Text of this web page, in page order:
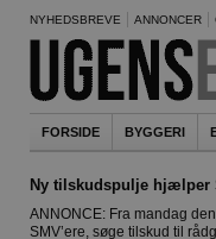
NYHEDSBREVE ANNONCER
FORSIDE BYGGERI
Ny tilskudspulje hjælper
ANNONCE: Fra mandag
SMV’ere, søge tilskud til